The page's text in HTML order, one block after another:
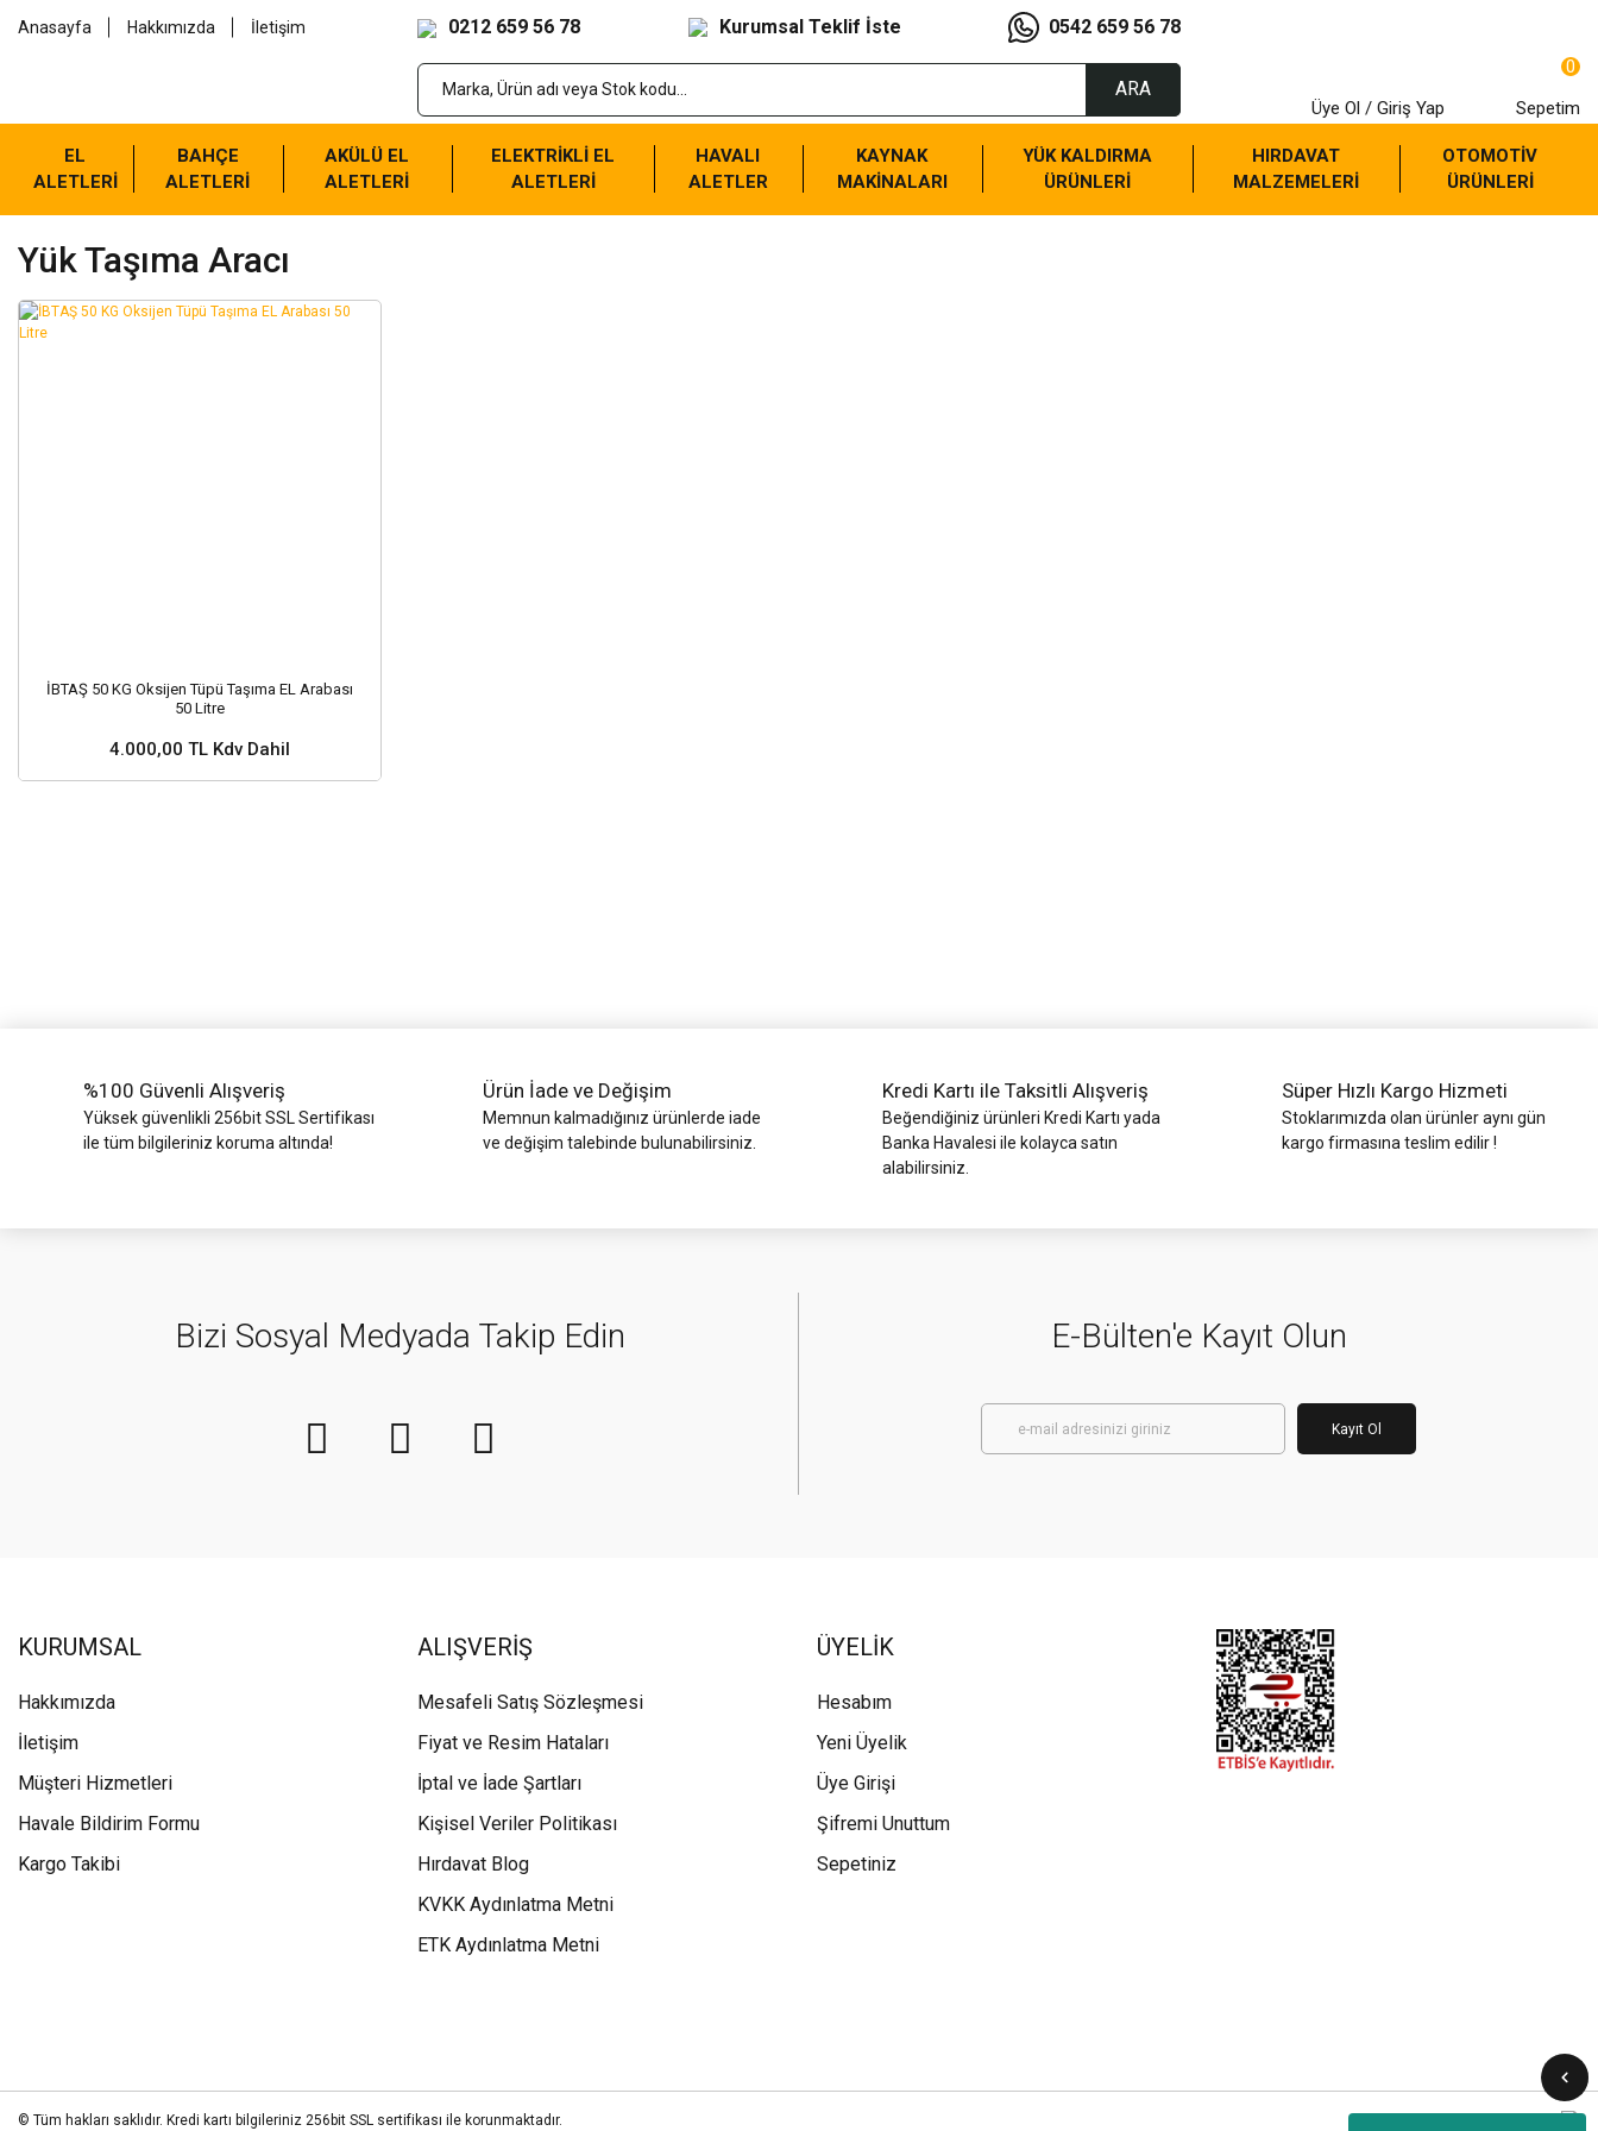
Anasayfa Hakkımızda İletişim 0212 659 56 78 Kurumsal Teklif İste 0542 659 56 78
ARA
Üye Ol / Giriş Yap
0
Sepetim
EL
ALETLERİ
BAHÇE
ALETLERİ
AKÜLÜ EL
ALETLERİ
ELEKTRİKLİ EL
ALETLERİ
HAVALI
ALETLER
KAYNAK
MAKİNALARI
YÜK KALDIRMA
ÜRÜNLERİ
HIRDAVAT
MALZEMELERİ
OTOMOTİV
ÜRÜNLERİ
Yük Taşıma Aracı
İBTAŞ 50 KG Oksijen Tüpü Taşıma EL Arabası
50 Litre
4.000,00 TL Kdv Dahil
%100 Güvenli Alışveriş
Yüksek güvenlikli 256bit SSL Sertifikası
ile tüm bilgileriniz koruma altında!
Ürün İade ve Değişim
Memnun kalmadığınız ürünlerde iade
ve değişim talebinde bulunabilirsiniz.
Kredi Kartı ile Taksitli Alışveriş
Beğendiğiniz ürünleri Kredi Kartı yada
Banka Havalesi ile kolayca satın
alabilirsiniz.
Süper Hızlı Kargo Hizmeti
Stoklarımızda olan ürünler aynı gün
kargo firmasına teslim edilir !
Bizi Sosyal Medyada Takip Edin E-Bülten'e Kayıt Olun
Kayıt Ol
KURUMSAL
Hakkımızda
İletişim
Müşteri Hizmetleri
Havale Bildirim Formu
Kargo Takibi
ALIŞVERİŞ
Mesafeli Satış Sözleşmesi
Fiyat ve Resim Hataları
İptal ve İade Şartları
Kişisel Veriler Politikası
Hırdavat Blog
KVKK Aydınlatma Metni
ETK Aydınlatma Metni
ÜYELİK
Hesabım
Yeni Üyelik
Üye Girişi
Şifremi Unuttum
Sepetiniz
© Tüm hakları saklıdır. Kredi kartı bilgileriniz 256bit SSL sertifikası ile korunmaktadır.